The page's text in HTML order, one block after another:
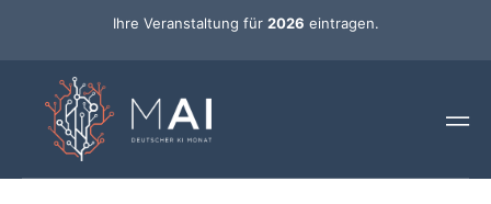
Ihre Veranstaltung für 2026 eintragen.